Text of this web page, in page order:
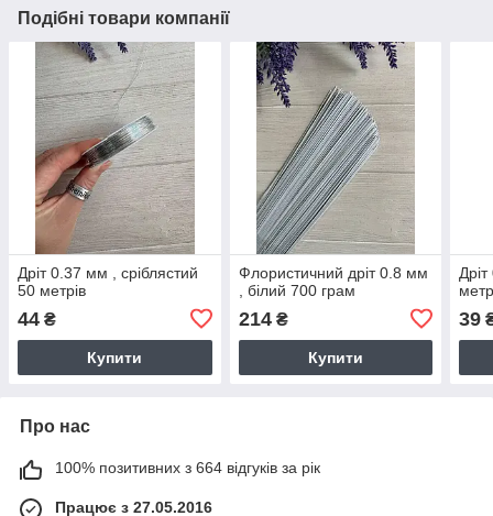
Подібні товари компанії
Дріт 0.37 мм , сріблястий
50 метрів
44 ₴
Купити
Флористичний дріт 0.8 мм
, білий 700 грам
214₴
Купити
39
Про нас
100% позитивних з 664 відгуків за рік
Працює з 27.05.2016